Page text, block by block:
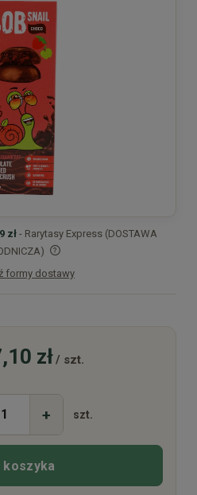
zł - Rarytasy Express (DOSTAWA
kosztów płatności
formy dostawy
zł/ szt.
+ szt.
koszyka